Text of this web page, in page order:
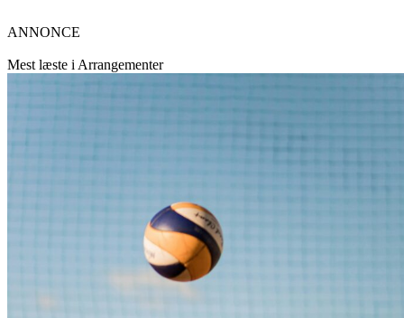
ANNONCE
Mest læste i Arrangementer